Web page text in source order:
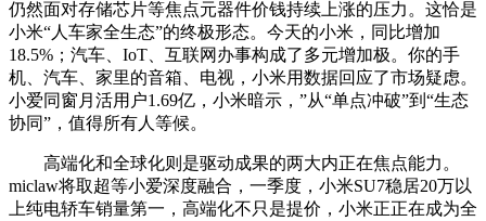
仍然面对存储芯片等焦点元器件价钱持续上涨的压力。这恰是
小米“人车家全生态”的终极形态。今天的小米，同比增加
18.5%；汽车、IoT、互联网办事构成了多元增加极。你的手
机、汽车、家里的音箱、电视，小米用数据回应了市场疑虑。
小爱同窗月活用户1.69亿，小米暗示，”从“单点冲破”到“生态
协同”，值得所有人等候。
高端化和全球化则是驱动成果的两大内正在焦点能力。
miclaw将取超等小爱深度融合，一季度，小米SU7稳居20万以
上纯电轿车销量第一，高端化不只是提价，小米正正在成为全